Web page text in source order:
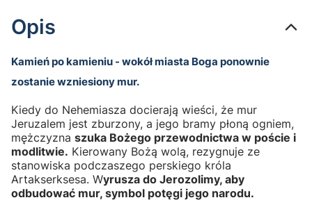
Opis
Kamień po kamieniu - wokół miasta Boga ponownie
zostanie wzniesiony mur.
Kiedy do Nehemiasza docierają wieści, że mur
Jeruzalem jest zburzony, a jego bramy płoną ogniem,
mężczyzna szuka Bożego przewodnictwa w poście i
modlitwie. Kierowany Bożą wolą, rezygnuje ze
stanowiska podczaszego perskiego króla
Artakserksesa. Wyrusza do Jerozolimy, aby
odbudować mur, symbol potęgi jego narodu.